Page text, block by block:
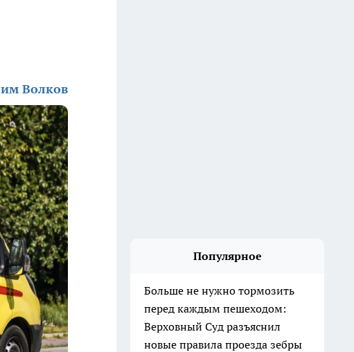
Волков
Популярное
Больше не нужно тормозить
перед каждым пешеходом:
Верховный Суд разъяснил
новые правила проезда зебры